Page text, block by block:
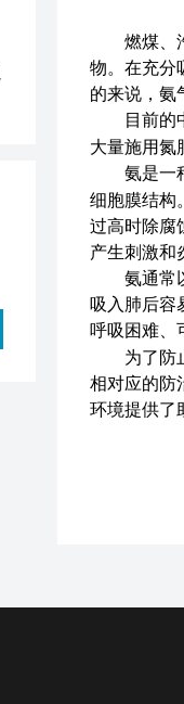
燃煤、
物。在充分
的来说，氨
目前的
大量施用氮
氨是一
细胞膜结构
过高时除腐
产生刺激和
氨通常
吸入肺后容
呼吸困难、
为了防
相对应的防
环境提供了